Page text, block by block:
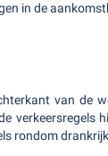
in de
van de
verkeersregels
rondom